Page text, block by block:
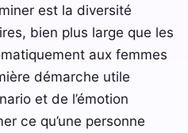
est la diversité
bien plus large que les
aux femmes
démarche utile
et de l’émotion
ce qu’une personne